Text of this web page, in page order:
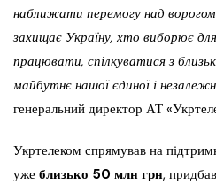
наближати перемогу над
захищає Україну, хто виборює
працювати, спілкуватися з
майбутнє нашої єдиної і
генеральний директор АТ
Укртелеком спрямував на
уже близько 50 млн грн,